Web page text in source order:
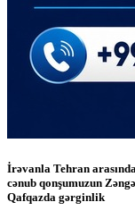
İrəvanla Tehran
cənub qonşumuzun
Qafqazda gərginlik